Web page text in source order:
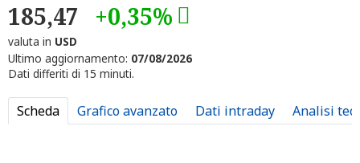
185,47 +0,35%
valuta in USD
Ultimo aggiornamento: 07/08/2026
Dati differiti di 15 minuti.
Scheda Grafico avanzato Dati intraday Analisi